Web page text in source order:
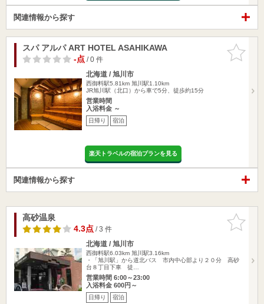
関連情報から探す
お気に入
りに追加
スパ アルパ ART HOTEL ASAHIKAWA
-点/ 0 件
北海道 / 旭川市
西御料駅5.81km 旭川駅1.10km
JR旭川駅（北口）から車で5分、徒歩約15分
営業時間
入浴料金 ～
日帰り 宿泊
楽天トラベルの宿泊プランを見る
関連情報から探す
お気に入
りに追加
高砂温泉
4.3点/ 3 件
北海道 / 旭川市
西御料駅6.03km 旭川駅3.16km
・「旭川駅」から道北バス 市内中心部より２０分 高砂
台８丁目下車 徒…
営業時間 6:00～23:00
入浴料金 600円～
日帰り 宿泊